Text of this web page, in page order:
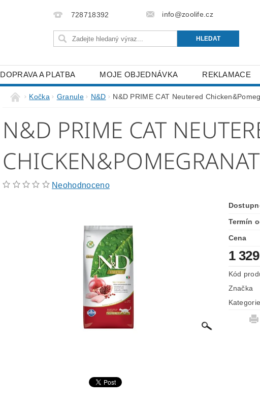
728718392 info@zoolife.cz
DOPRAVA A PLATBA MOJE OBJEDNÁVKA REKLAMACE
Kočka Granule N&D N&D PRIME CAT Neutered
N&D PRIME CAT
Neohodnoceno
Termín
Cena
1
Kód
Značka